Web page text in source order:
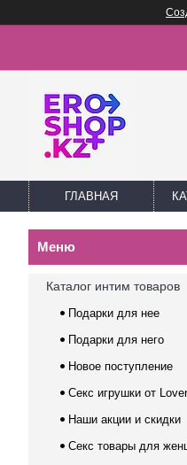
ГЛАВНАЯ
Каталог интим товаров
Подарки для нее
Подарки для него
Новое поступление
Секс игрушки от
Наши акции и скидки
Секс товары для